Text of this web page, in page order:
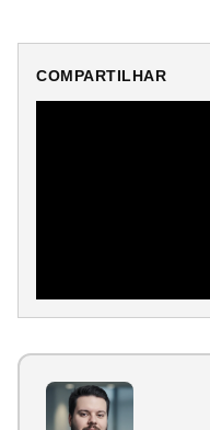
COMPARTILHAR